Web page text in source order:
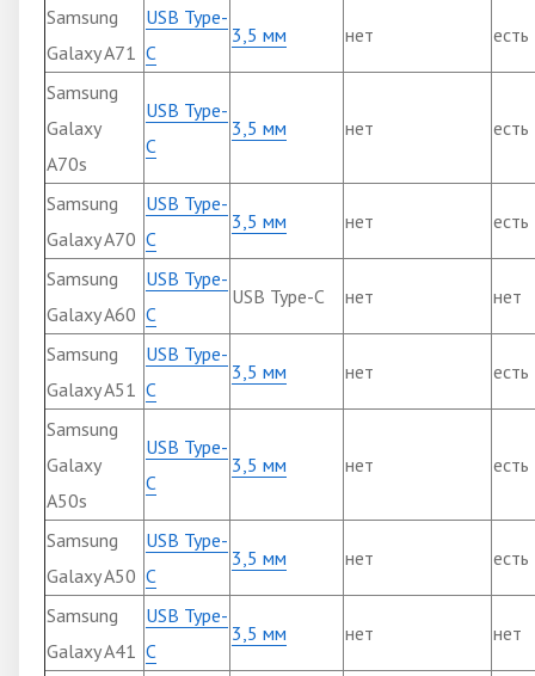
Samsung
Galaxy A71
USB Type-
C
3,5 мм нет есть
Samsung
Galaxy
A70s
USB Type-
C
3,5 мм нет есть
Samsung
Galaxy A70
USB Type-
C
3,5 мм нет есть
Samsung
Galaxy A60
USB Type-
C
USB Type-C нет нет
Samsung
Galaxy A51
USB Type-
C
3,5 мм нет есть
Samsung
Galaxy
A50s
USB Type-
C
3,5 мм нет есть
Samsung
Galaxy A50
USB Type-
C
3,5 мм нет есть
Samsung
Galaxy A41
USB Type-
C
3,5 мм нет нет